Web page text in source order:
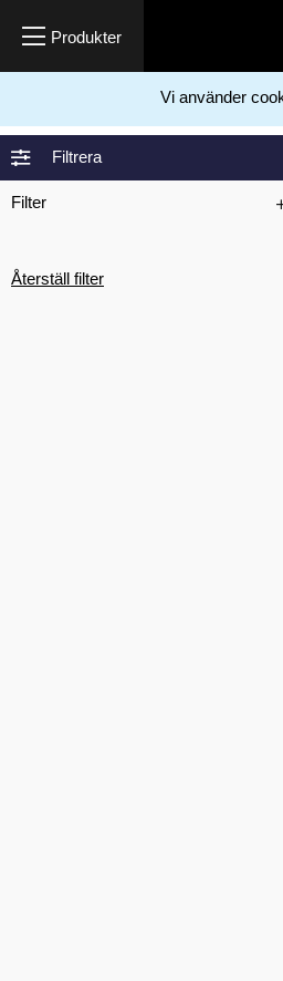
Vi använder
Lim, fog & spackel Kakel
Filtrera
Filter
Återställ filter